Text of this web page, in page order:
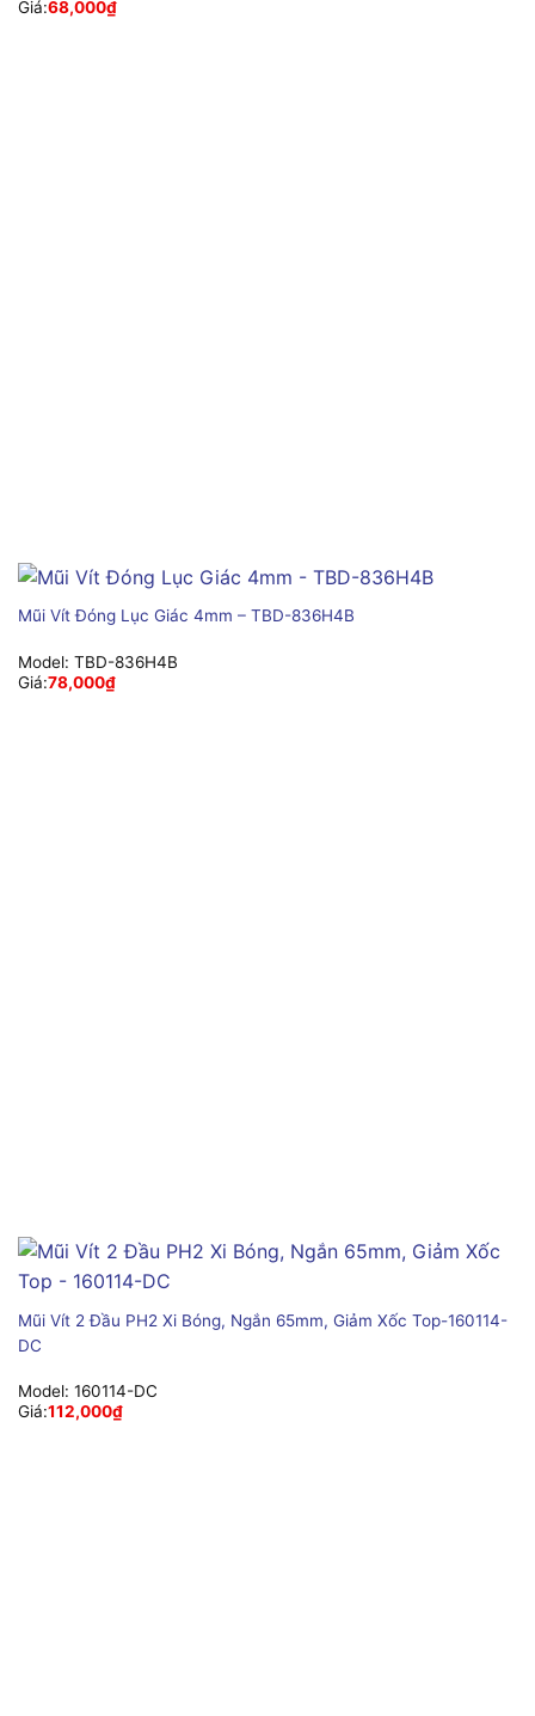
Giá:68,000₫
Mũi Vít Đóng Lục Giác 4mm – TBD-836H4B
Model: TBD-836H4B
Giá:78,000₫
Mũi Vít 2 Đầu PH2 Xi Bóng, Ngắn 65mm, Giảm Xốc Top-160114-
DC
Model: 160114-DC
Giá:112,000₫